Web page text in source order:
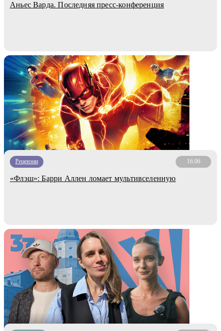
Аньес Варда. Последняя пресс-конференция
Рецензии 16.06
«Флэш»: Барри Аллен ломает мультивселенную